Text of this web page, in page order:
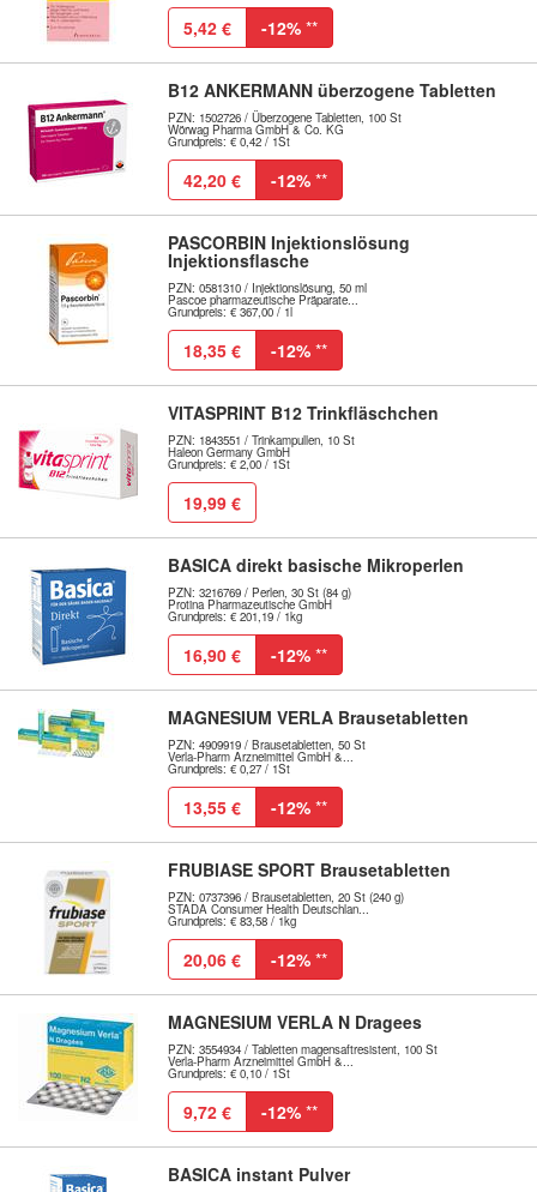
5,42 € -12% **
B12 ANKERMANN überzogene Tabletten
PZN: 1502726 / Überzogene Tabletten, 100 St
Wörwag Pharma GmbH & Co. KG
Grundpreis: € 0,42 / 1St
42,20 € -12% **
PASCORBIN Injektionslösung
Injektionsflasche
PZN: 0581310 / Injektionslösung, 50 ml
Pascoe pharmazeutische Präparate...
Grundpreis: € 367,00 / 1l
18,35 € -12% **
VITASPRINT B12 Trinkfläschchen
PZN: 1843551 / Trinkampullen, 10 St
Haleon Germany GmbH
Grundpreis: € 2,00 / 1St
19,99 €
BASICA direkt basische Mikroperlen
PZN: 3216769 / Perlen, 30 St (84 g)
Protina Pharmazeutische GmbH
Grundpreis: € 201,19 / 1kg
16,90 € -12% **
MAGNESIUM VERLA Brausetabletten
PZN: 4909919 / Brausetabletten, 50 St
Verla-Pharm Arzneimittel GmbH &...
Grundpreis: € 0,27 / 1St
13,55 € -12% **
FRUBIASE SPORT Brausetabletten
PZN: 0737396 / Brausetabletten, 20 St (240 g)
STADA Consumer Health Deutschlan...
Grundpreis: € 83,58 / 1kg
20,06 € -12% **
MAGNESIUM VERLA N Dragees
PZN: 3554934 / Tabletten magensaftresistent, 100 St
Verla-Pharm Arzneimittel GmbH &...
Grundpreis: € 0,10 / 1St
9,72 € -12% **
BASICA instant Pulver